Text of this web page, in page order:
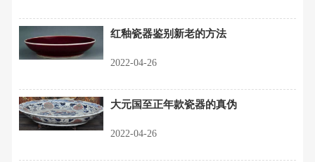
红釉瓷器鉴别新老的方法
2022-04-26
大元国至正年款瓷器的真伪
2022-04-26